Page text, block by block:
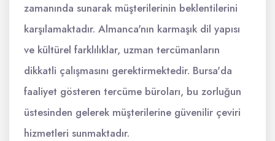
zamanında sunarak müşterilerinin beklentilerini
karşılamaktadır. Almanca'nın karmaşık dil yapısı
ve kültürel farklılıklar, uzman tercümanların
dikkatli çalışmasını gerektirmektedir. Bursa'da
faaliyet gösteren tercüme büroları, bu zorluğun
üstesinden gelerek müşterilerine güvenilir çeviri
hizmetleri sunmaktadır.